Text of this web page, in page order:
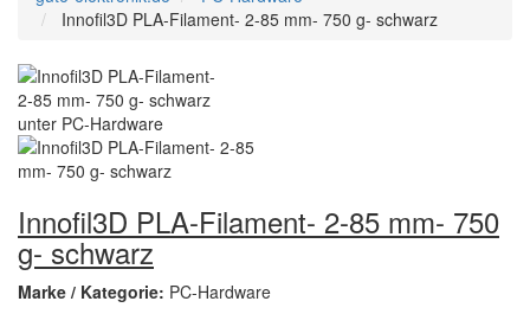
Innofil3D PLA-Filament- 2-85 mm- 750 g- schwarz
Innofil3D PLA-Filament- 2-85 mm- 750
g- schwarz
Marke / Kategorie: PC-Hardware